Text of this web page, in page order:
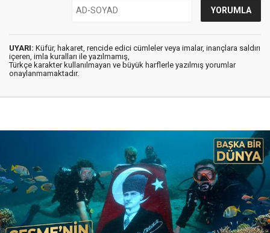
UYARI: Küfür, hakaret, rencide edici cümleler veya imalar, inançlara saldırı
içeren, imla kuralları ile yazılmamış,
Türkçe karakter kullanılmayan ve büyük harflerle yazılmış yorumlar
onaylanmamaktadır.